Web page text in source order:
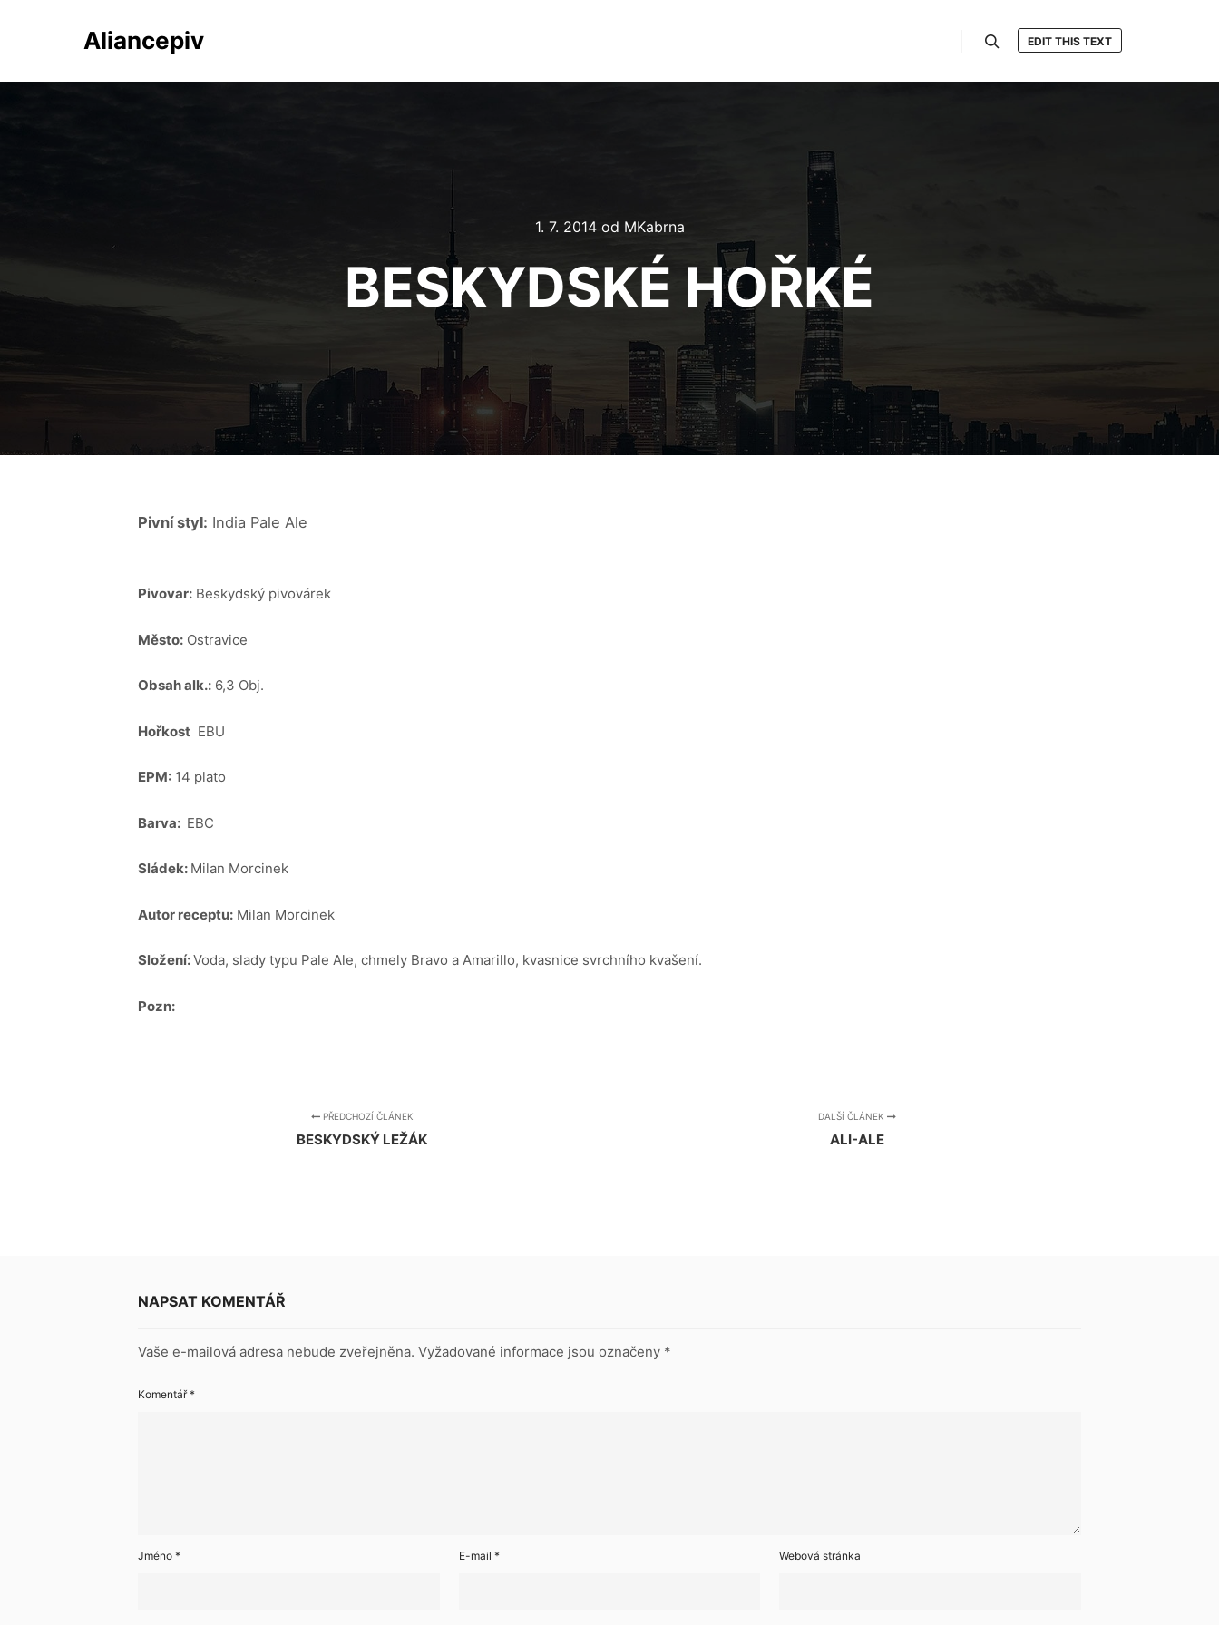
Aliancepiv EDIT THIS TEXT
1. 7. 2014od MKabrna
BESKYDSKÉ HOŘKÉ
Pivní styl: India Pale Ale
Pivovar: Beskydský pivovárek
Město: Ostravice
Obsah alk.: 6,3 Obj.
Hořkost EBU
EPM: 14 plato
Barva: EBC
Sládek: Milan Morcinek
Autor receptu: Milan Morcinek
Složení:Voda, slady typu Pale Ale, chmely Bravo a Amarillo, kvasnice svrchního kvašení.
Pozn:
PŘEDCHOZÍ ČLÁNEK
BESKYDSKÝ LEŽÁK
DALŠÍ ČLÁNEK
ALI-ALE
NAPSAT KOMENTÁŘ
Vaše e-mailová adresa nebude zveřejněna. Vyžadované informace jsou označeny *
Komentář*
Jméno * E-mail * Webová stránka